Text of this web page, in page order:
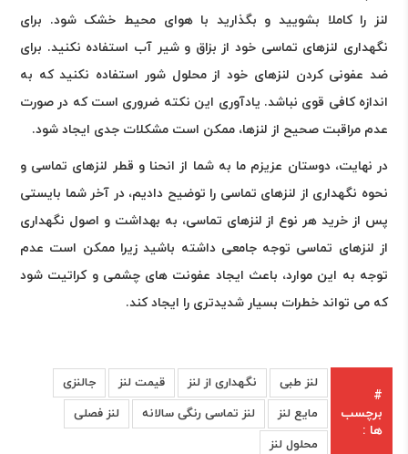
لنز را کاملا بشویید و بگذارید با هوای محیط خشک شود. برای
نگهداری لنزهای تماسی خود از بزاق و شیر آب استفاده نکنید. برای
ضد عفونی کردن لنزهای خود از محلول شور استفاده نکنید که به
اندازه کافی قوی نباشد. یادآوری این نکته ضروری است که در صورت
عدم مراقبت صحیح از لنزها، ممکن است مشکلات جدی ایجاد شود.
در نهایت، دوستان عزیزم ما به شما از انحنا و قطر لنزهای تماسی و
نحوه نگهداری از لنزهای تماسی را توضیح دادیم، در آخر شما بایستی
پس از خرید هر نوع از لنزهای تماسی، به بهداشت و اصول نگهداری
از لنزهای تماسی توجه جامعی داشته باشید زیرا ممکن است عدم
توجه به این موارد، باعث ایجاد عفونت های چشمی و کراتیت شود
که می تواند خطرات بسیار شدیدتری را ایجاد کند.
#
برچسب
ها :
لنز طبی نگهداری از لنز قیمت لنز
جالنزی
مایع لنز
لنز تماسی رنگی سالانه
لنز فصلی
محلول لنز